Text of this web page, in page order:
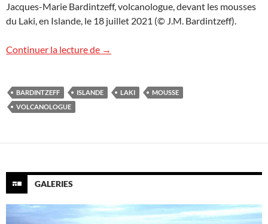
Jacques-Marie Bardintzeff, volcanologue, devant les mousses
du Laki, en Islande, le 18 juillet 2021 (© J.M. Bardintzeff).
Continuer la lecture de Les mousses du Laki
→
BARDINTZEFF ISLANDE LAKI
MOUSSE
VOLCANOLOGUE
GALERIES